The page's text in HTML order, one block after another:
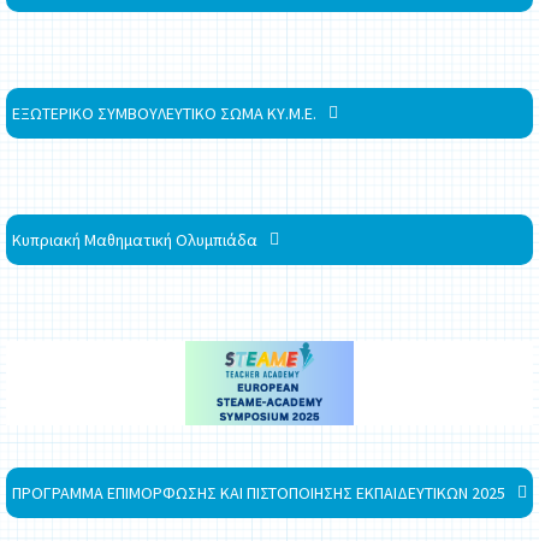
ΕΞΩΤΕΡΙΚΟ ΣΥΜΒΟΥΛΕΥΤΙΚΟ ΣΩΜΑ ΚΥ.Μ.Ε.
Κυπριακή Μαθηματική Ολυμπιάδα
ΠΡΟΓΡΑΜΜΑ ΕΠΙΜΟΡΦΩΣΗΣ ΚΑΙ ΠΙΣΤΟΠΟΙΗΣΗΣ ΕΚΠΑΙΔΕΥΤΙΚΩΝ 2025